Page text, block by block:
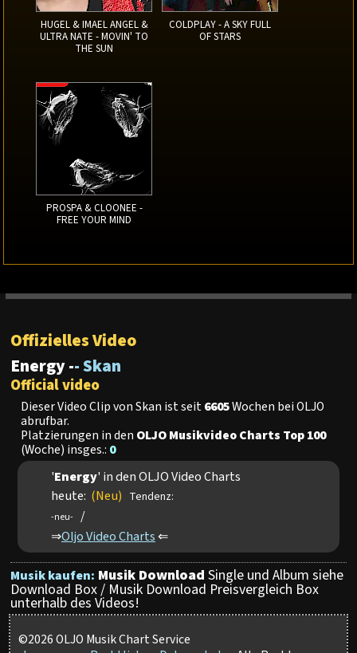
HUGEL & IMAEL ANGEL &
ULTRA NATE - MOVIN' TO
THE SUN
COLDPLAY - A SKY FULL
OF STARS
PROSPA & CLOONEE -
FREE YOUR MIND
Offizielles Video
Energy -- Skan
Official video
Dieser Video Clip von Skan ist seit6605Wochen bei OLJO
abrufbar.
Platzierungen in den OLJO Musikvideo Charts Top 100
(Woche) insges.: 0
'Energy' in den OLJO Video Charts
heute: (Neu) Tendenz:
-neu- /
⇒Oljo Video Charts ⇐
Musik kaufen: Musik Download Single und Album siehe
Download Box / Musik Download Preisvergleich Box
unterhalb des Videos!
©2026 OLJO Musik Chart Service